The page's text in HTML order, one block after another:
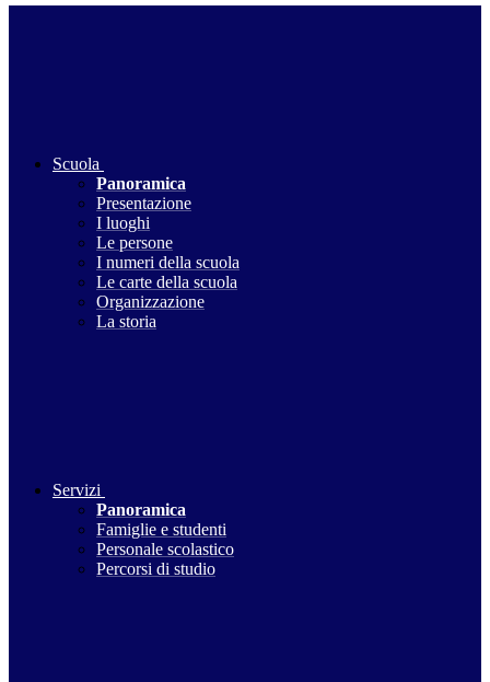
Scuola
Panoramica
Presentazione
I luoghi
Le persone
I numeri della scuola
Le carte della scuola
Organizzazione
La storia
Servizi
Panoramica
Famiglie e studenti
Personale scolastico
Percorsi di studio